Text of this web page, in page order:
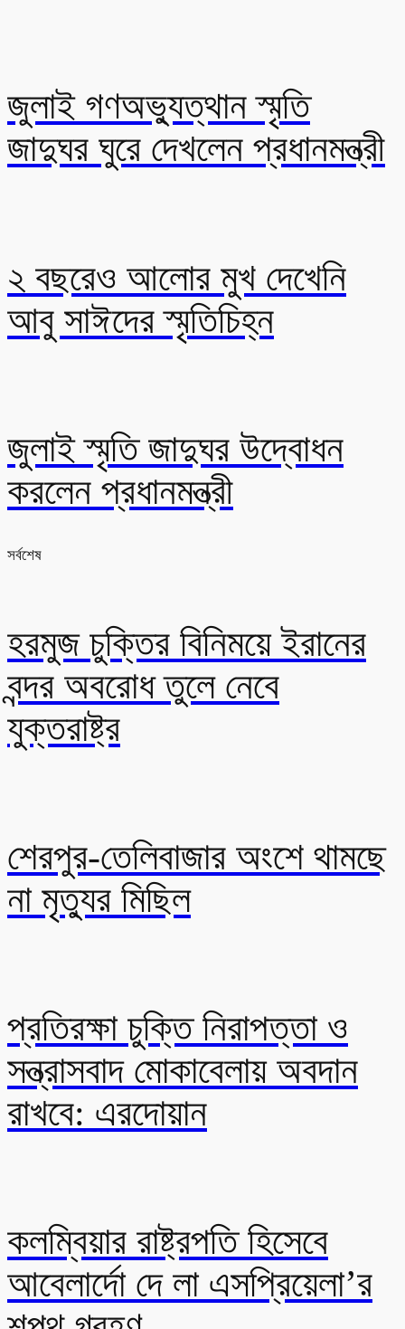
জুলাই গণঅভ্যুত্থান স্মৃতি
জাদুঘর ঘুরে দেখলেন প্রধানমন্ত্রী
২ বছরেও আলোর মুখ দেখেনি
আবু সাঈদের স্মৃতিচিহ্ন
জুলাই স্মৃতি জাদুঘর উদ্বোধন
করলেন প্রধানমন্ত্রী
সর্বশেষ
হরমুজ চুক্তির বিনিময়ে ইরানের
বন্দর অবরোধ তুলে নেবে
যুক্তরাষ্ট্র
শেরপুর-তেলিবাজার অংশে থামছে
না মৃত্যুর মিছিল
প্রতিরক্ষা চুক্তি নিরাপত্তা ও
সন্ত্রাসবাদ মোকাবেলায় অবদান
রাখবে: এরদোয়ান
কলম্বিয়ার রাষ্ট্রপতি হিসেবে
আবেলার্দো দে লা এসপ্রিয়েলা’র